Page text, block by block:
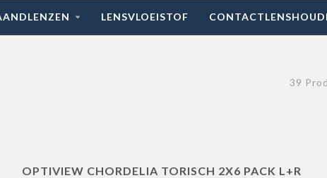
LENSVLOEISTOF
39
OPTIVIEW CHORDELIA TORISCH 2X6 PACK L+R